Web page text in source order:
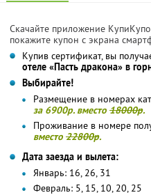
Скачайте приложение
покажите купон с экрана
Купив сертификат, вы
отеле «Пасть дракона» в
Выбирайте!
Размещение в номерах
за 6900р. вместо 18000р.
Проживание в номере
вместо 22800р.
Дата заезда и вылета:
Январь: 16, 26, 31
Февраль: 5, 15, 10, 20, 25